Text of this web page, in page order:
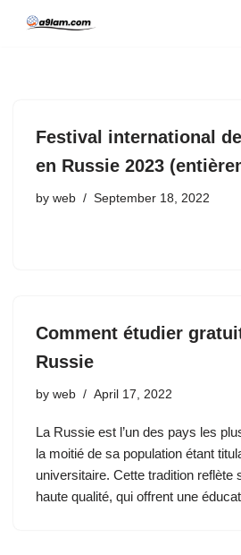
Festival international
en Russie 2023
by web September 18, 2022
Comment étudier
Russie
by web April 17, 2022
La Russie est l’un des pays les
la moitié de sa population étant
universitaire. Cette tradition reflète
haute qualité, qui offrent une